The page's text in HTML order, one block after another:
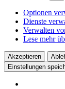
Optionen
Dienste
Verwalten
Lese mehr
Akzeptieren
Einstellungen